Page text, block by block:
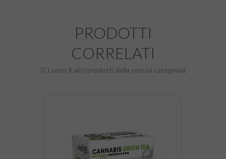
PRODOTTI
CORRELATI
(Ci sono 9 altri prodotti della stessa categoria)